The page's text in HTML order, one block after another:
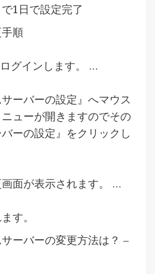
1日で設定完了
順
グインします。 …
ーバーの設定』へマウス
ューが開きますのでその
ーの設定』をクリックし
面が表示されます。 …
す。
サーバーの変更方法は？ –